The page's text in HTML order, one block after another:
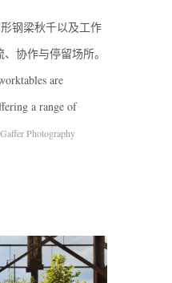
钢梁秋千以及工作
协作与停留场所。
are
a range of
Gaffer Photography